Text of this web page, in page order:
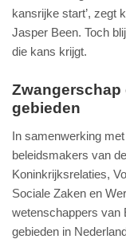
kansrijke start’, zegt
Jasper Been. Toch
die kans krijgt.
Zwangerschap
gebieden
In samenwerking
beleidsmakers van
Koninkrijksrelaties,
Sociale Zaken en
wetenschappers van
gebieden in